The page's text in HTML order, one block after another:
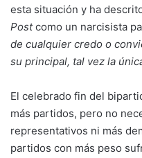
esta situación y ha
Postcomo un narcisista
de cualquier credo o
su principal, tal vez la
El celebrado fin del
más partidos, pero no
representativos ni más
partidos con más peso